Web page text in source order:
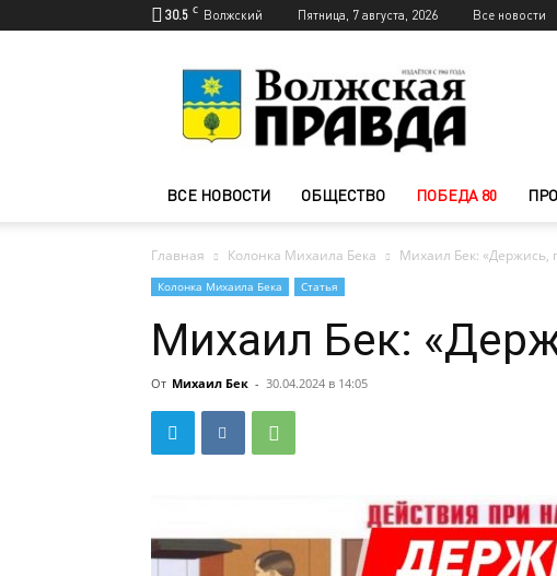
30.5 C Волжский Пятница, 7 августа, 2026 Все новости
Волжского
—
Волжская
ВСЕ НОВОСТИ ОБЩЕСТВО ПОБЕДА 80
Главная Колонка Михаила Бека Михаил Бек: «Держись,
Колонка Михаила Бека Статья
Михаил Бек:
От Михаил Бек - 30.04.2024 в 14:05